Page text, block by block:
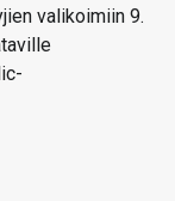
valikoimiin 9.